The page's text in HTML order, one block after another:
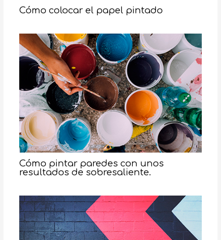
Cómo colocar el papel pintado
Cómo pintar paredes con unos
resultados de sobresaliente.